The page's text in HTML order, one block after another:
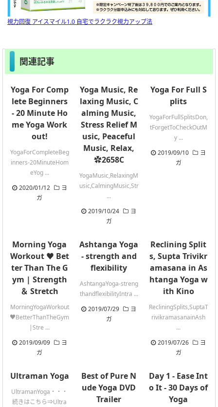
視力回復 アイスマイル1.0 自宅でラクラク視力アップ法
関連記事
Yoga For Comp
lete Beginners
- 20 Minute Ho
me Yoga Work
out!
YogaForCompleteBeg
inners-20MinuteHom
eYog ...
2020/01/12
ヨ
ガ
Yoga Music, Re
laxing Music, C
alming Music,
Stress Relief M
usic, Peaceful
Music, Relax,
✿2658C
YogaMusic,RelaxingM
usic,CalmingMusic,Str
...
2019/10/24
ヨ
ガ
Yoga For Full S
plits
YogaForFullSplitsDon,
tForgetToCheckOutM
y ...
2019/09/10
ヨ
ガ
Morning Yoga
Workout ♥ Bet
ter Than The G
ym | Strength
＆ Stretch
MorningYogaWorkout
♥BetterThanTheGym
|Stre ...
2019/09/09
ヨ
ガ
Ashtanga Yoga
- strength and
flexibility
AshtangaYoga-streng
thandflexibilityIntra ...
2019/07/29
ヨ
ガ
Reclining Split
s, Supta Trivikr
amasana in As
htanga Yoga w
ith Kino
RecliningSplits,SuptaT
rivikramasanainAsh
...
2019/07/26
ヨ
ガ
Ultraman Yoga
UltramanYoga・・・
続きはこちら⇒Ultra
Best of Pure N
ude Yoga DVD
Trailer
Day 1 - Ease Int
o It - 30 Days of
Yoga